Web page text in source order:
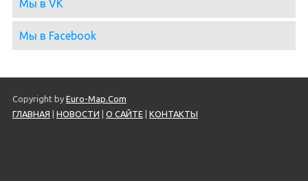
Мы в VK
Мы в Facebook
Copyright by Euro-Map.Com
ГЛАВНАЯ
НОВОСТИ О САЙТЕ| КОНТАКТЫ